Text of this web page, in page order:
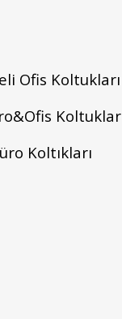
Ofis Koltukları
Koltuklar
Koltıkları